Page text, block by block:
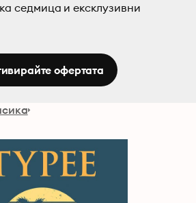
седмица и ексклузивни
офертата